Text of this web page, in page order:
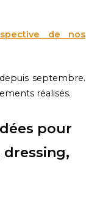
de nos
septembre.
réalisés.
pour